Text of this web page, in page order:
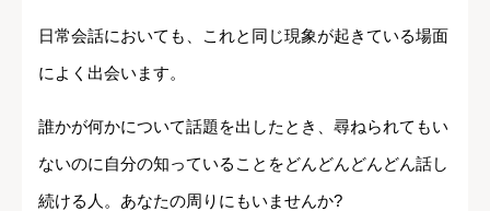
日常会話においても、これと同じ現象が起きている場面
によく出会います。
誰かが何かについて話題を出したとき、尋ねられてもい
ないのに自分の知っていることをどんどんどんどん話し
続ける人。あなたの周りにもいませんか?